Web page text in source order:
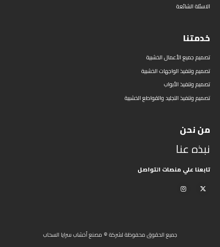
الاسئلة الشائعة
خدمتنا
تصميم جميع الأعمال الخشبية
تصميم وتنفيذ الواجهات الخشبية
تصميم وتنفيذ الأبواب
تصميم وتنفيذ التجليد والقواطع الخشبية
من نحن
نبذه عنا
تابعنا علي منصات التواصل
جميع الحقوق محفوظة لشركة © مصنع أخشاب سرايا السحاب